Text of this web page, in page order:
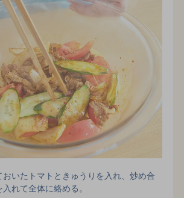
いたトマトときゅうりを入れ、炒め合
れて全体に絡める。